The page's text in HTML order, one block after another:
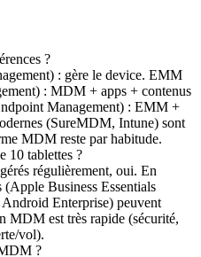
?
: gère le device. EMM
: MDM + apps + contenus
Management) : EMM +
(SureMDM, Intune) sont
MDM reste par habitude.
10 tablettes ?
régulièrement, oui. En
(Apple Business Essentials
Enterprise) peuvent
MDM est très rapide (sécurité,
vol).
?